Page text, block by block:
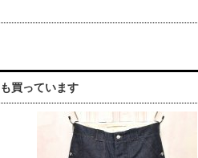
買っています